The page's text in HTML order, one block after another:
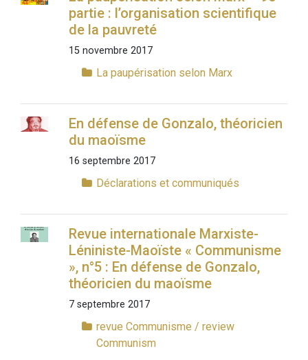
partie : l’organisation scientifique
de la pauvreté
15 novembre 2017
La paupérisation selon Marx
En défense de Gonzalo, théoricien
du maoïsme
16 septembre 2017
Déclarations et communiqués
Revue internationale Marxiste-
Léniniste-Maoïste « Communisme
», n°5 : En défense de Gonzalo,
théoricien du maoïsme
7 septembre 2017
revue Communisme / review
Communism